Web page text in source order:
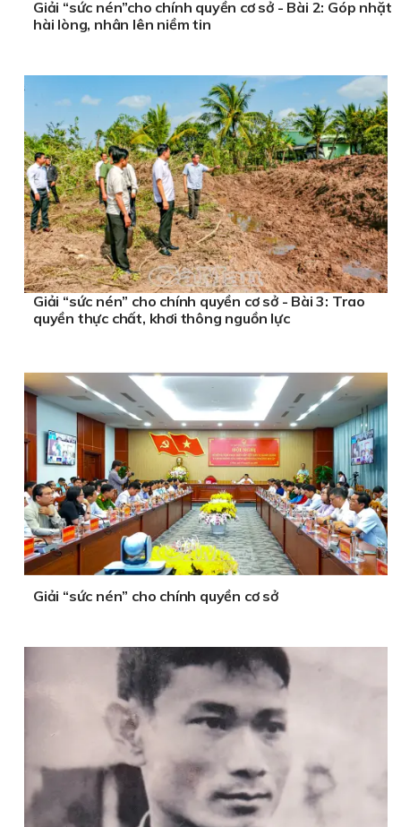
Giải “sức nén”cho chính quyền cơ sở - Bài 2: Góp nhặt
hài lòng, nhân lên niềm tin
Giải “sức nén” cho chính quyền cơ sở - Bài 3: Trao
quyền thực chất, khơi thông nguồn lực
Giải “sức nén” cho chính quyền cơ sở